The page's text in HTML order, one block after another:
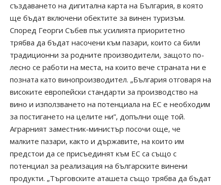
създаването на дигитална карта на България, в която
ще бъдат включени обектите за винен туризъм.
Според Георги Събев пък усилията приоритетно
трябва да бъдат насочени към пазари, които са били
традиционни за родните производители, защото по-
лесно се работи на места, на които вече страната ни е
позната като винопроизводител. „България отговаря на
високите европейски стандарти за производство на
вино и използването на потенциала на ЕС е необходим
за постигането на целите ни”, допълни още той.
Аграрният заместник-министър посочи още, че
малките пазари, както и държавите, на които им
предстои да се присъединят към ЕС са също с
потенциал за реализация на българските винени
продукти. „Търговските аташета също трябва да бъдат